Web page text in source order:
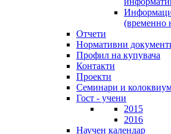
(временно
Отчети
Нормативни
Профил на купувача
Контакти
Проекти
Семинари и
Гост - учени
2015
2016
Научен календар